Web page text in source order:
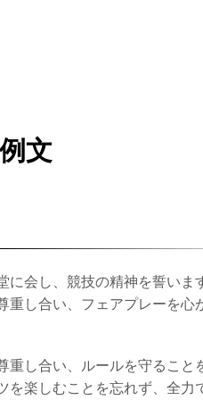
文
会し、競技の精神を誓いま
重し合い、フェアプレーを心
重し合い、ルールを守ること
を楽しむことを忘れず、全力